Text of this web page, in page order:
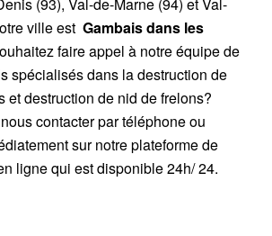
ville est Gambais dans les
faire appel à notre équipe de
spécialisés dans la destruction de
et destruction de nid de frelons?
contacter par téléphone ou
sur notre plateforme de
ligne qui est disponible 24h/ 24.